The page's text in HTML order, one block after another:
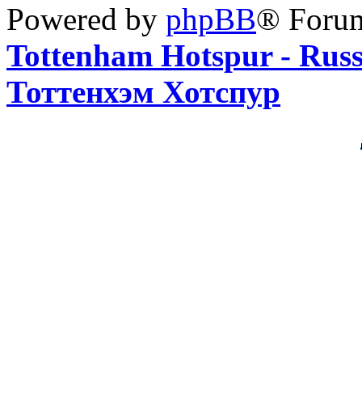
Powered by phpBB®
Tottenham Hotspur -
Тоттенхэм Хотспур